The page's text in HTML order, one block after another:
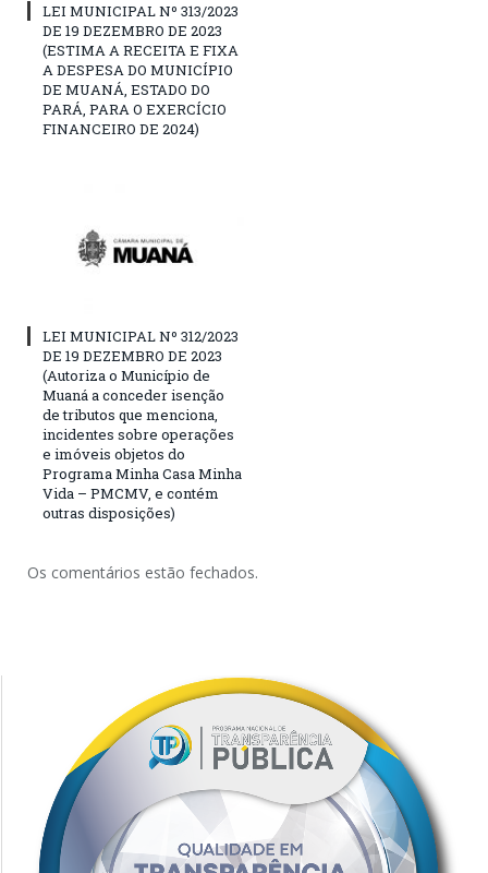
LEI MUNICIPAL Nº 313/2023
DE 19 DEZEMBRO DE 2023
(ESTIMA A RECEITA E FIXA
A DESPESA DO MUNICÍPIO
DE MUANÁ, ESTADO DO
PARÁ, PARA O EXERCÍCIO
FINANCEIRO DE 2024)
LEI MUNICIPAL Nº 312/2023
DE 19 DEZEMBRO DE 2023
(Autoriza o Município de
Muaná a conceder isenção
de tributos que menciona,
incidentes sobre operações
e imóveis objetos do
Programa Minha Casa Minha
Vida – PMCMV, e contém
outras disposições)
Os comentários estão fechados.